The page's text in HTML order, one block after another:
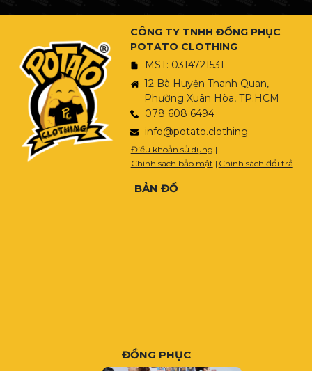
CÔNG TY TNHH ĐỒNG PHỤC
POTATO CLOTHING
MST: 0314721531
12 Bà Huyện Thanh Quan,
Phường Xuân Hòa, TP.HCM
078 608 6494
info@potato.clothing
Điều khoản sử dụng |
Chính sách bảo mật | Chính sách đổi trả
BẢN ĐỒ
ĐỒNG PHỤC